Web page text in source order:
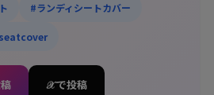
#ランディシートカバー
𝒳 で投稿